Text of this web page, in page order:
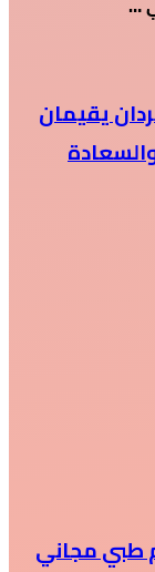
يقيمان
طبي مجاني